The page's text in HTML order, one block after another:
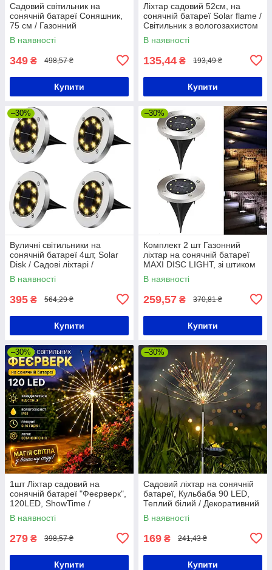
Садовий світильник на
сонячній батареї Соняшник,
75 см / Газонний
світлодіодний ліхтар
В наявності
349 ₴ 498,57 ₴
Купити
Ліхтар садовий 52см, на
сонячній батареї Solar flame /
Світильник з вологозахистом
/ Ліхтар з ефектом полум'я
В наявності
135,44 ₴ 193,49 ₴
Купити
–30%
Вуличні світильники на
сонячній батареї 4шт, Solar
Disk / Садові ліхтарі /
Світильники садові
В наявності
395 ₴ 564,29 ₴
Купити
–30%
Комплект 2 шт Газонний
ліхтар на сонячній батареї
MAXI DISC LIGHT, зі штиком
для газону / Садовий
світильник
В наявності
259,57 ₴ 370,81 ₴
Купити
–30%
1шт Ліхтар садовий на
сонячній батареї "Феєрверк",
120LED, ShowTime /
Газонний ліхтар салют /
Вуличний ліхтар
В наявності
279 ₴ 398,57 ₴
Купити
–30%
Садовий ліхтар на сонячній
батареї, Кульбаба 90 LED,
Теплий білий / Декоративний
вуличний світильник
В наявності
169 ₴ 241,43 ₴
Купити